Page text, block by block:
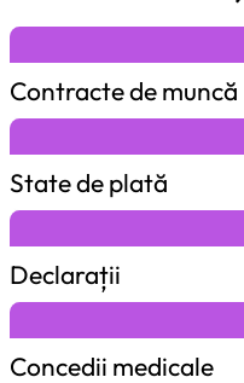
Contracte de muncă
State de plată
Declarații
Concedii medicale